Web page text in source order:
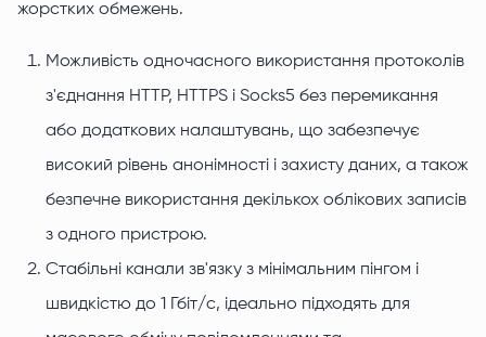
жорстких обмежень.
Можливість одночасного використання протоколів
з'єднання HTTP, HTTPS і Socks5 без перемикання
або додаткових налаштувань, що забезпечує
високий рівень анонімності і захисту даних, а також
безпечне використання декількох облікових записів
з одного пристрою.
Стабільні канали зв'язку з мінімальним пінгом і
швидкістю до 1 Гбіт/с, ідеально підходять для